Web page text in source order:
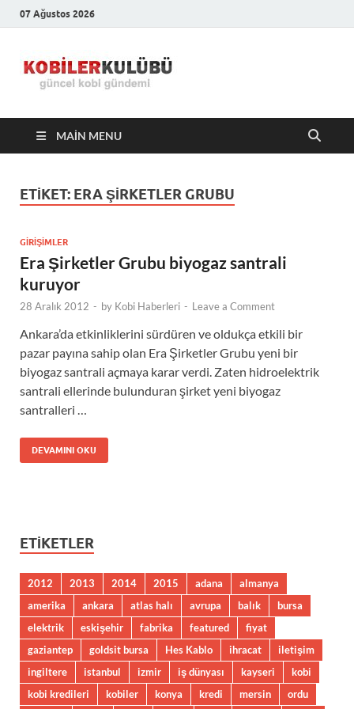
07 Ağustos 2026
Kulübü –
En Güncel
Kobi
MAIN MENU
ETIKET: ERA ŞIRKETLER GRUBU
GIRIŞIMLER
Era Şirketler Grubu biyogaz santrali
kuruyor
28 Aralık 2012 - by Kobi Haberleri - Leave a Comment
Ankara’da etkinliklerini sürdüren ve oldukça etkili bir
pazar payına sahip olan Era Şirketler Grubu yeni bir
biyogaz santrali açmaya karar verdi. Zaten hidroelektrik
santrali ellerinde bulunduran şirket yeni biyogaz
santralleri …
DEVAMINI OKU
ETIKETLER
2012 2013 2014 2015 adana
almanya
amerika
ankara atlas halı avrupa balık
bursa
elektrik
eskişehir fabrika featured
fiyat
gaziantep
goldsit bursa Hes Kablo ihracat
iletişim
ingiltere
istanbul izmir iş dünyası kayseri
kobi
kobi kredileri
kobiler konya kredi mersin ordu